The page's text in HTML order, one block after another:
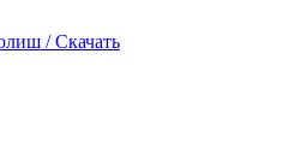
/ Скачать